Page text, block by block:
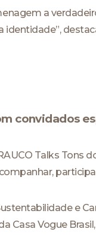
a
convidados
Talks Tons
e
Casa Vogue